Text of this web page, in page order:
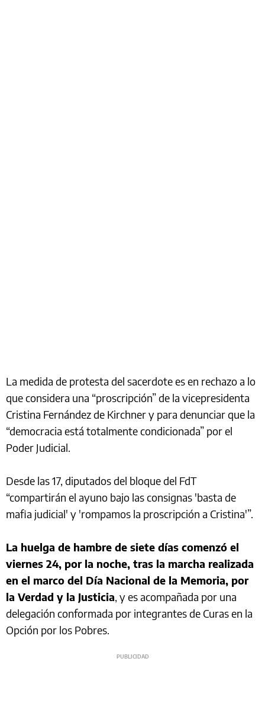
La medida de protesta del sacerdote es en rechazo a lo
que considera una “proscripción” de la vicepresidenta
Cristina Fernández de Kirchner y para denunciar que la
“democracia está totalmente condicionada” por el
Poder Judicial.
Desde las 17, diputados del bloque del FdT
“compartirán el ayuno bajo las consignas 'basta de
mafia judicial' y 'rompamos la proscripción a Cristina'”.
La huelga de hambre de siete días comenzó el
viernes 24, por la noche, tras la marcha realizada
en el marco del Día Nacional de la Memoria, por
la Verdad y la Justicia, y es acompañada por una
delegación conformada por integrantes de Curas en la
Opción por los Pobres.